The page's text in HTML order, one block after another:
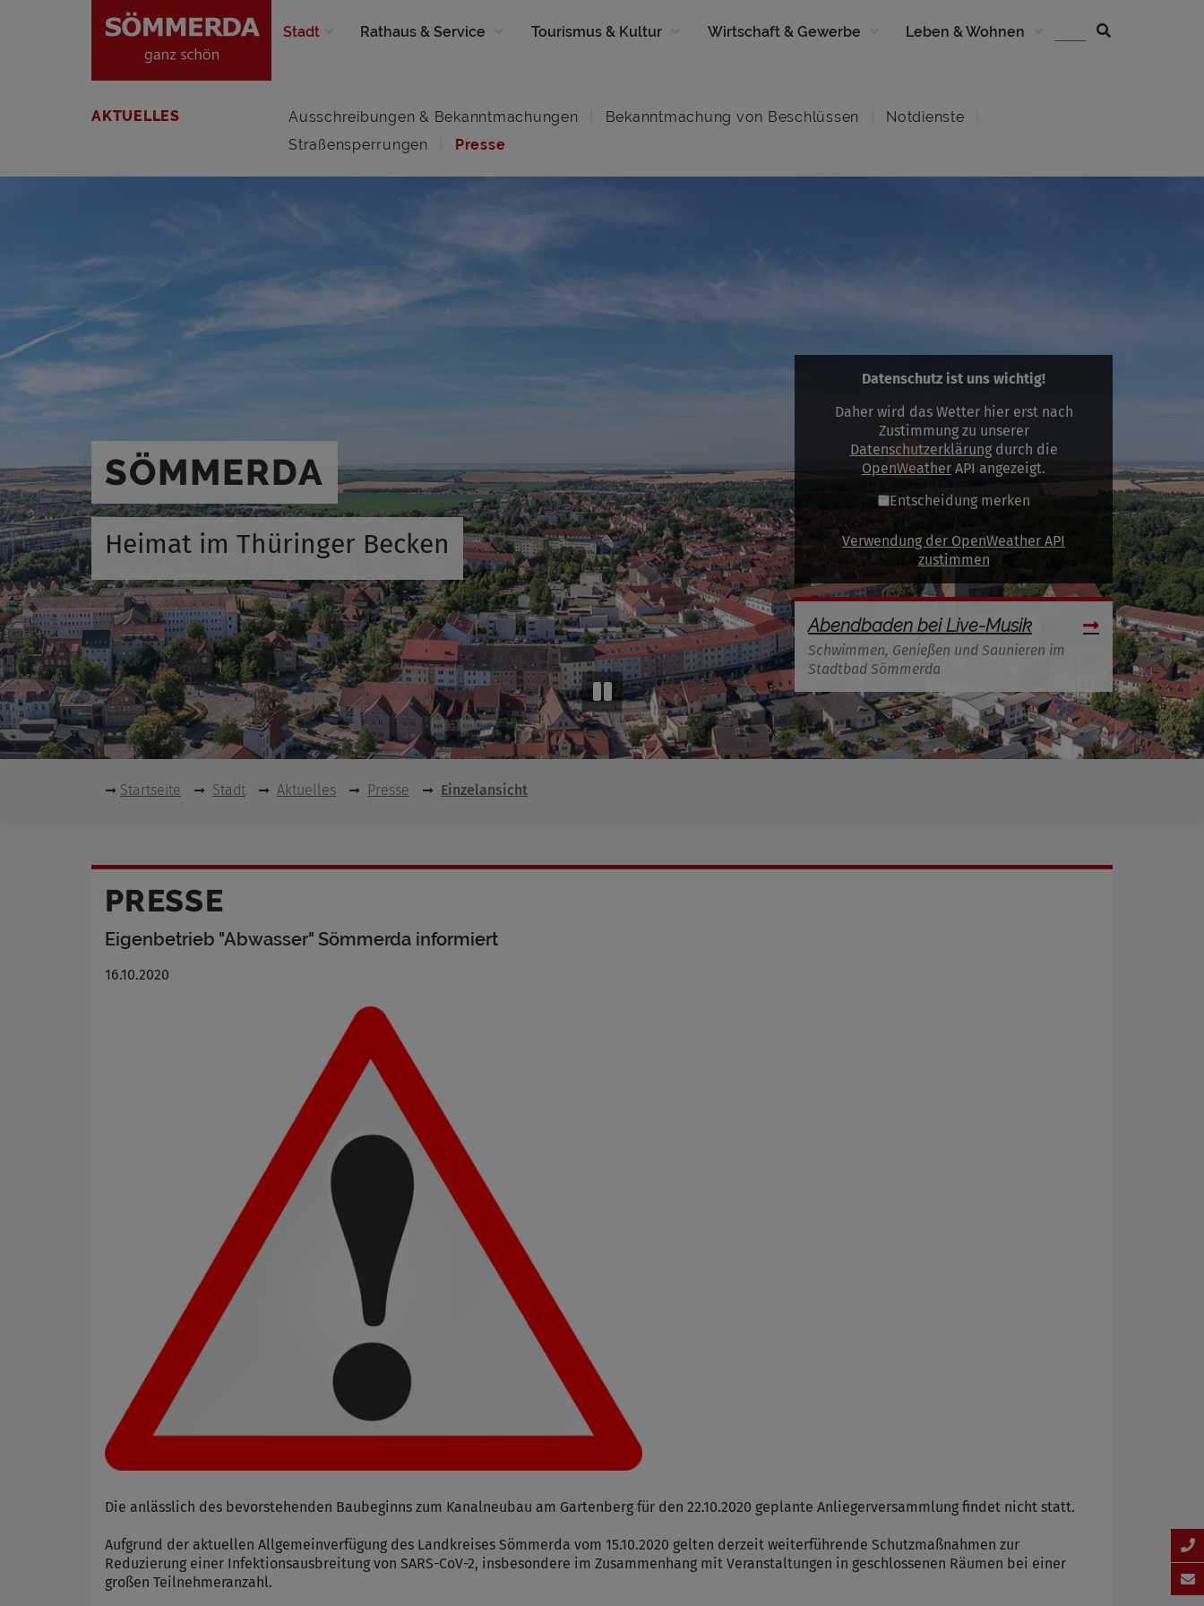
Stadt Rathaus & Service Tourismus & Kultur Wirtschaft & Gewerbe Leben & Wohnen
AKTUELLES Ausschreibungen & Bekanntmachungen Bekanntmachung von Beschlüssen
Notdienste
Straßensperrungen
Presse
SÖMMERDA
Heimat im Thüringer Becken
Datenschutz ist uns wichtig!
Daher wird das Wetter hier erst nach
Zustimmung zu unserer
Datenschutzerklärungdurch die
OpenWeather API angezeigt.
Entscheidung merken
Verwendung der OpenWeather API
zustimmen
Abendbaden bei Live-Musik
Schwimmen, Genießen und Saunieren im
Stadtbad Sömmerda
Startseite Stadt Aktuelles Presse Einzelansicht
PRESSE
Eigenbetrieb "Abwasser" Sömmerda informiert
16.10.2020
Die anlässlich des bevorstehenden Baubeginns zum Kanalneubau am Gartenberg für den 22.10.2020 geplante Anliegerversammlung findet nicht statt.
Aufgrund der aktuellen Allgemeinverfügung des Landkreises Sömmerda vom 15.10.2020 gelten derzeit weiterführende Schutzmaßnahmen zur
Reduzierung einer Infektionsausbreitung von SARS-CoV-2, insbesondere im Zusammenhang mit Veranstaltungen in geschlossenen Räumen bei einer
großen Teilnehmeranzahl.